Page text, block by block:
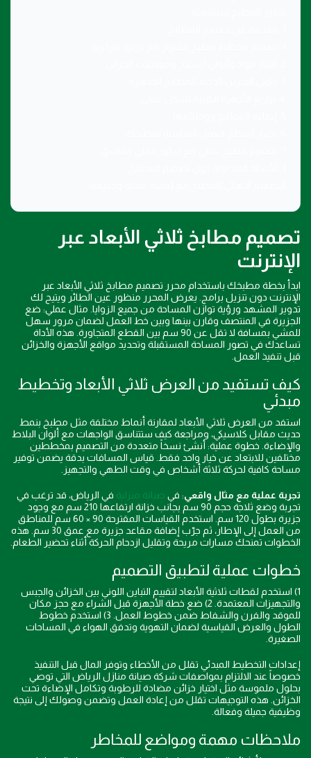
تصميم مطابخ ثلاثي الأبعاد عبر
الإنترنت
ابدأ بخطة مطبخك باستخدام محرر تصميم مطابخ ثلاثي الأبعاد عبر
الإنترنت دون تنزيل برامج. يعرض المحرر منظور عين الطائر ويتيح لك
تدوير المشهد ورؤية توازن المساحة من جميع الزوايا. مثال عملي: ضع
الجزيرة في المنتصف وقارن بينها وبين خط العمل لضمان مرور سهل
للمشي بمسافة لا تقل عن 90 سم بين القطع المتجاورة. هذه الأداة
تساعدك في تصور المساحة المستقبلة وتحديد مواقع الأجهزة والخزائن
قبل تنفيذ العمل.
كيف تستفيد من العرض ثلاثي الأبعاد وتخطيط
مبدئي
استفد من العرض ثلاثي الأبعاد لمقارنة أنماط مختلفة مثل مطبخ بنمط
حديث مقابل كلاسيكي، ومراجعة كيف ستتناسق الواجهات مع ألوان البلاط
والإضاءة. خطوة عملية: أنشئ نسخاً متعددة من التصميم بمخططين
مختلفين للابتعاد عن خيار واحد فقط. قياس المسافات بدقة يضمن توفير
مساحة كافية لحركة ثلاثة أشخاص في وقت الطهي والتجهيز.
تجربة عملية مع مثال واقعي: في صيانة منزلية في الرياض، قد ترغب في
تجربة وضع ثلاجة حجم 90 سم بجانب خزانة ارتفاعها 210 سم مع وجود
جزيرة بطول 120 سم. استخدم القياسات المقترحة 90 × 60 سم للمناطق
من العمل إلى الإطار، ثم جرّب إضافة مقاعد جزيرة مع عمق 30 سم. هذه
الخطوات تمنحك مسارات مريحة وتقليل ازدحام الحركة أثناء تحضير الطعام.
خطوات عملية لتطبيق التصميم
1) استخدم لقطات ثلاثية الأبعاد لتقييم التباين اللوني بين الخزائن والجبس
والتجهيزات المعتمدة. 2) ضع خطة الأجهزة قبل الشراء مع حجز مكان
للموقد والفرن والشفاط ضمن خطوط العمل. 3) استخدم خطوط
الطول والعرض القياسية لضمان التهوية وتدفق الهواء في المساحات
الصغيرة.
إعدادات التخطيط المبدئي تقلل من الأخطاء وتوفر المال قبل التنفيذ
خصوصاً عند الالتزام بمواصفات شركة صيانة منازل الرياض التي توصي
بحلول ملموسة مثل اختيار خزائن مضادة للرطوبة وتكامل الإضاءة تحت
الخزائن. هذه التوجيهات تقلل من إعادة العمل وتضمن وصولك إلى نتيجة
وظيفية جميلة وفعالة.
ملاحظات مهمة ومواضع للمخاطر